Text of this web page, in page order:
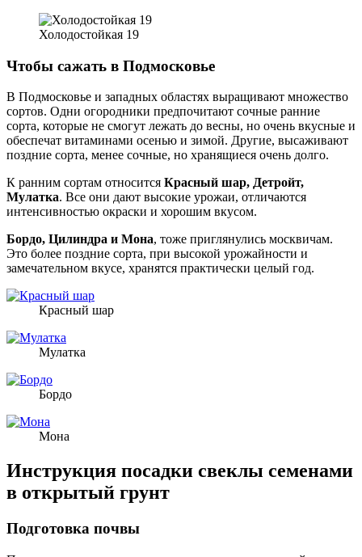
Холодостойкая 19
Чтобы сажать в Подмосковье
В Подмосковье и западных областях выращивают множество
сортов. Одни огородники предпочитают сочные ранние
сорта, которые не смогут лежать до весны, но очень вкусные и
обеспечат витаминами осенью и зимой. Другие, высаживают
поздние сорта, менее сочные, но хранящиеся очень долго.
К ранним сортам относится Красный шар, Детройт,
Мулатка. Все они дают высокие урожаи, отличаются
интенсивностью окраски и хорошим вкусом.
Бордо, Цилиндра и Мона, тоже приглянулись москвичам.
Это более поздние сорта, при высокой урожайности и
замечательном вкусе, хранятся практически целый год.
Красный шар
Мулатка
Бордо
Мона
Инструкция посадки свеклы семенами
в открытый грунт
Подготовка почвы